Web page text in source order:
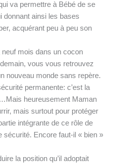
va permettre à Bébé de se
donnant ainsi les bases
acquérant peu à peu son
neuf mois dans un cocon
vous vous retrouvez
nouveau monde sans repère.
permanente: c’est la
heureusement Maman
mais surtout pour protéger
intégrante de ce rôle de
sécurité. Encore faut-il « bien »
la position qu’il adoptait